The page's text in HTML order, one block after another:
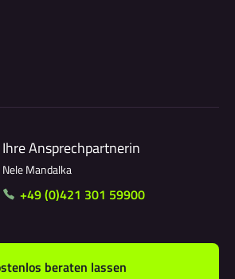
Ihre Ansprechpartnerin
Nele Mandalka
+49 (0)421 301 59900
beraten lassen